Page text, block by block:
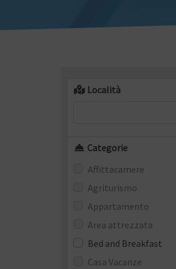
Località
Categorie
Affittacamere
Agriturismo
Appartamento
Area attrezzata
Bed and Breakfast
Casa Vacanze